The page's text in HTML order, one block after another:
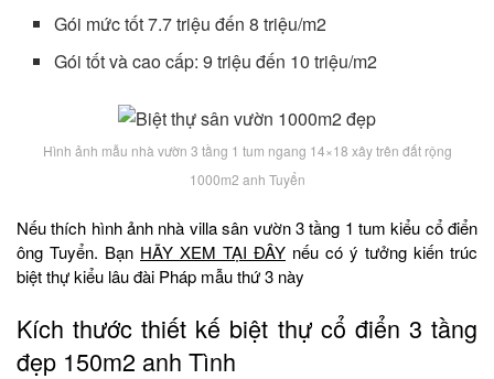
Gói mức tốt 7.7 triệu đến 8 triệu/m2
Gói tốt và cao cấp: 9 triệu đến 10 triệu/m2
Hình ảnh mẫu nhà vườn 3 tầng 1 tum ngang 14×18 xây trên đất rộng
1000m2 anh Tuyển
Nếu thích hình ảnh nhà villa sân vườn 3 tầng 1 tum kiểu cổ điển
ông Tuyển. Bạn HÃY XEM TẠI ĐÂY nếu có ý tưởng kiến trúc
biệt thự kiểu lâu đài Pháp mẫu thứ 3 này
Kích thước thiết kế biệt thự cổ điển 3 tầng
đẹp 150m2 anh Tình